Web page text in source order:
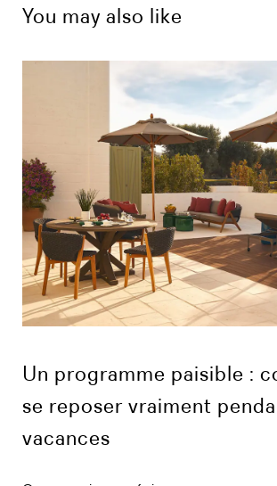
You may also like
Un programme paisible :
se reposer vraiment
vacances